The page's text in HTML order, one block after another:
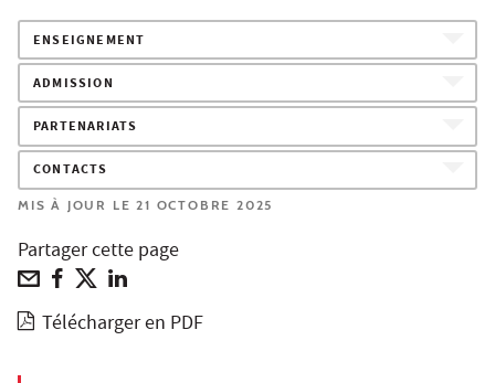
ENSEIGNEMENT
ADMISSION
PARTENARIATS
CONTACTS
MIS À JOUR LE 21 OCTOBRE 2025
Partager cette page
Télécharger en PDF